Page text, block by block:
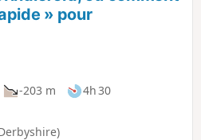
» pour
-203 m
4h 30